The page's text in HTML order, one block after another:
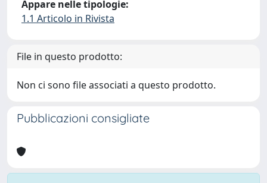
Appare nelle tipologie:
1.1 Articolo in Rivista
File in questo prodotto:
Non ci sono file associati a questo prodotto.
Pubblicazioni consigliate